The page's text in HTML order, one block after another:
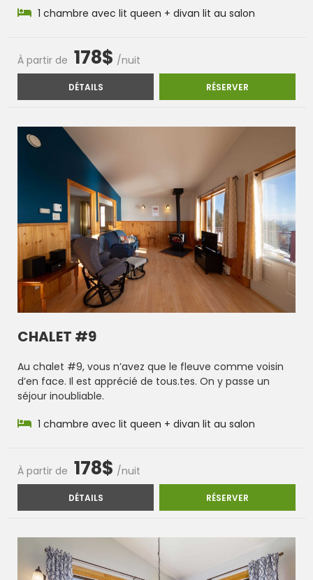
1 chambre avec lit queen + divan lit au salon
À partir de 178$ /nuit
DÉTAILSCHALET #8 RÉSERVERCHALET #8
CHALET #9
Au chalet #9, vous n’avez que le fleuve comme voisin
d’en face. Il est apprécié de tous.tes. On y passe un
séjour inoubliable.
1 chambre avec lit queen + divan lit au salon
À partir de 178$ /nuit
DÉTAILSCHALET #9 RÉSERVERCHALET #9